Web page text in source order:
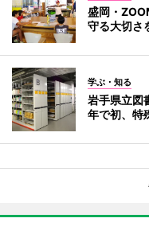
盛岡・
守る大切さ
学ぶ・知る
岩手県立
年で初、特